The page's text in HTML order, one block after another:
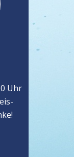
Uhr